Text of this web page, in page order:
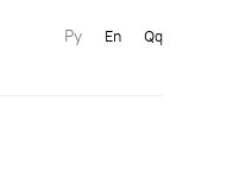
Ру En Qq